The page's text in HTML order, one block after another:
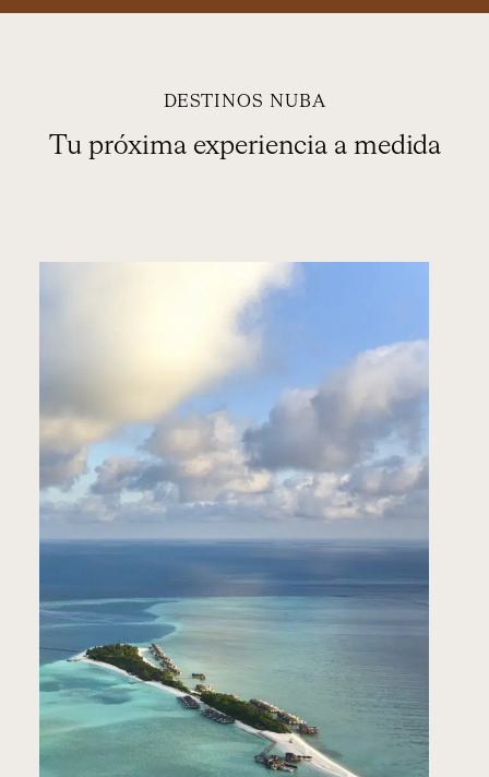
DESTINOS NUBA
Tu próxima experiencia a medida